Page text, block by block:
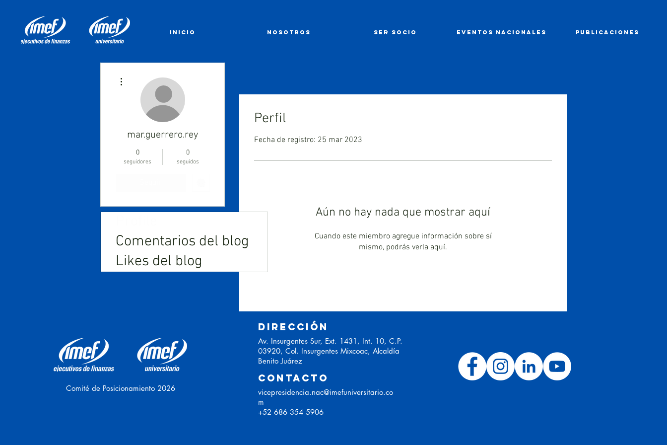
INICIO NOSOTROS SER SOCIO EVENTOS NACIONALES PUBLICACIONES
Perfil
Fecha de registro: 25 mar 2023
Aún no hay nada que mostrar aquí
Cuando este miembro agregue información sobre sí
mismo, podrás verla aquí.
mar.guerrero.rey
0
seguidores
0
seguidos
Comentarios del blog
Likes del blog
Comité de Posicionamiento 2026
DIRECCIÓN
Av. Insurgentes Sur, Ext. 1431, Int. 10, C.P.
03920, Col. Insurgentes Mixcoac, Alcaldía
Benito Juárez
CONTACTO
vicepresidencia.nac@imefuniversitario.co
m
+52 686 354 5906